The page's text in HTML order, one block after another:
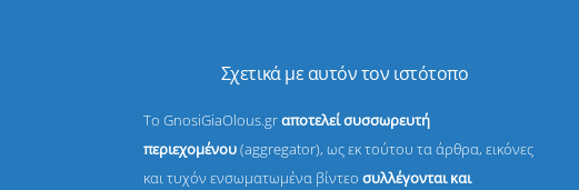
Σχετικά με αυτόν τον ιστότοπο
Το GnosiGiaOlous.grαποτελεί συσσωρευτή
περιεχομένου(aggregator), ως εκ τούτου τα άρθρα, εικόνες
και τυχόν ενσωματωμένα βίντεοσυλλέγονται και